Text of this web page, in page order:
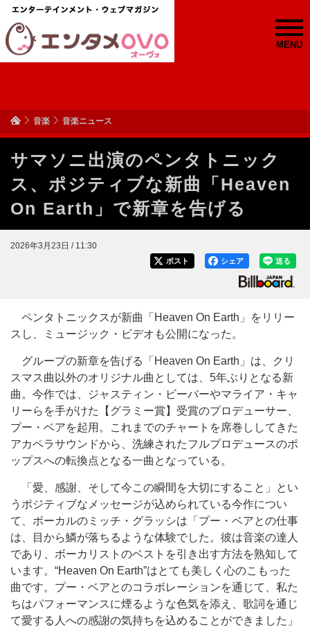
MENU
音楽 音楽ニュース
サマソニ出演のペンタトニック
ス、ポジティブな新曲「Heaven
On Earth」で新章を告げる
2026年3月23日 / 11:30
送る
シェア
ポスト
ペンタトニックスが新曲「Heaven On Earth」をリリー
スし、ミュージック・ビデオも公開になった。
グループの新章を告げる「Heaven On Earth」は、クリ
スマス曲以外のオリジナル曲としては、5年ぶりとなる新
曲。今作では、ジャスティン・ビーバーやマライア・キャ
リーらを手がけた【グラミー賞】受賞のプロデューサー、
プー・ベアを起用。これまでのチャートを席巻ししてきた
アカペラサウンドから、洗練されたフルプロデュースのポ
ップスへの転換点となる一曲となっている。
「愛、感謝、そして今この瞬間を大切にすること」とい
うポジティブなメッセージが込められている今作につい
て、ボーカルのミッチ・グラッシは「プー・ベアとの仕事
は、目から鱗が落ちるような体験でした。彼は音楽の達人
であり、ボーカリストのベストを引き出す方法を熟知して
います。“Heaven On Earth”はとても美しく心のこもった
曲です。プー・ベアとのコラボレーションを通じて、私た
ちはパフォーマンスに煙るような色気を添え、歌詞を通じ
て愛する人への感謝の気持ちを込めることができました」